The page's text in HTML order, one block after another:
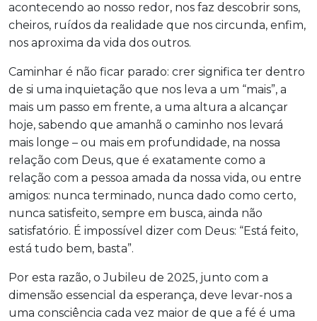
acontecendo ao nosso redor, nos faz descobrir sons,
cheiros, ruídos da realidade que nos circunda, enfim,
nos aproxima da vida dos outros.
Caminhar é não ficar parado: crer significa ter dentro
de si uma inquietação que nos leva a um “mais”, a
mais um passo em frente, a uma altura a alcançar
hoje, sabendo que amanhã o caminho nos levará
mais longe – ou mais em profundidade, na nossa
relação com Deus, que é exatamente como a
relação com a pessoa amada da nossa vida, ou entre
amigos: nunca terminado, nunca dado como certo,
nunca satisfeito, sempre em busca, ainda não
satisfatório. É impossível dizer com Deus: “Está feito,
está tudo bem, basta”.
Por esta razão, o Jubileu de 2025, junto com a
dimensão essencial da esperança, deve levar-nos a
uma consciência cada vez maior de que a fé é uma